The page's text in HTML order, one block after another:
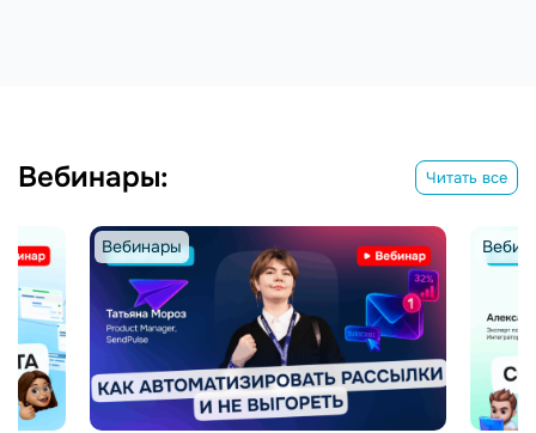
Вебинары: Читать все
Вебинары